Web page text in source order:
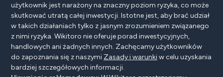
użytkownik jest narażony na znaczny poziom ryzyka, co może
skutkować utratą całej inwestycji. Istotne jest, aby brać udział
w takich działaniach tylko z jasnym zrozumieniem związanego
z nimi ryzyka. Wikitoro nie oferuje porad inwestycyjnych,
handlowych ani żadnych innych. Zachęcamy użytkowników
do zapoznania się z naszymi Zasady i warunkiw celu uzyskania
bardziej szczegółowych informacji.